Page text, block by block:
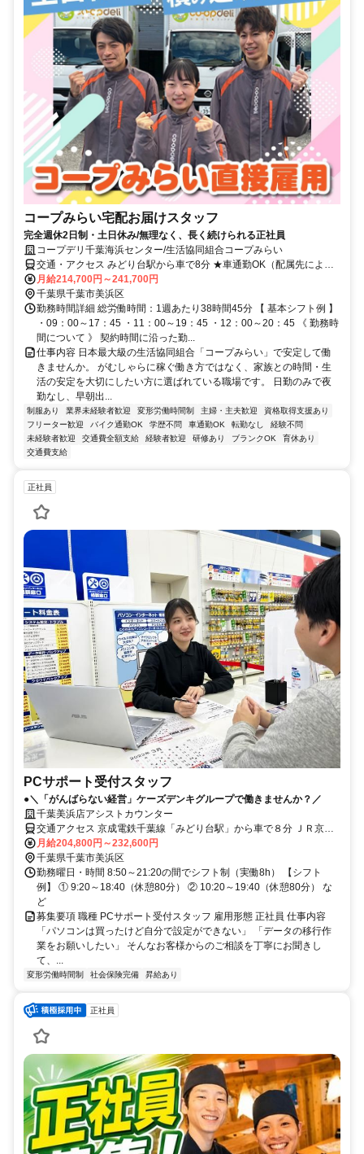
コープみらい宅配お届けスタッフ
完全週休2日制・土日休み/無理なく、長く続けられる正社員
コープデリ千葉海浜センター/生活協同組合コープみらい
交通・アクセス みどり台駅から車で8分 ★車通勤OK（配属先によ
る）※配属先は、入職時期や各センターの人員状況を踏まえ、本人の
希望を考慮した上で、募集場所を含む通勤可能な範囲のセンターから
決定します。
月給214,700円～241,700円
千葉県千葉市美浜区
勤務時間詳細 総労働時間：1週あたり38時間45分 【 基本シフト例 】
・09：00～17：45 ・11：00～19：45 ・12：00～20：45 《 勤務時
間について 》 契約時間に沿った勤...
仕事内容 日本最大級の生活協同組合「コープみらい」で安定して働
きませんか。 がむしゃらに稼ぐ働き方ではなく、家族との時間・生
活の安定を大切にしたい方に選ばれている職場です。 日勤のみで夜
勤なし、早朝出...
制服あり 業界未経験者歓迎 変形労働時間制 主婦・主夫歓迎
資格取得支援あり
フリーター歓迎
バイク通勤OK 学歴不問 車通勤OK 転勤なし
経験不問
未経験者歓迎
交通費全額支給 経験者歓迎 研修あり ブランクOK
育休あり
交通費支給
正社員
PCサポート受付スタッフ
●＼「がんばらない経営」ケーズデンキグループで働きませんか？／
千葉美浜店アシストカウンター
交通アクセス 京成電鉄千葉線「みどり台駅」から車で８分 ＪＲ京葉
線「稲毛海岸駅」から車で８分
月給204,800円～232,600円
千葉県千葉市美浜区
勤務曜日・時間 8:50～21:20の間でシフト制（実働8h） 【シフト
例】 ① 9:20～18:40（休憩80分） ② 10:20～19:40（休憩80分） な
ど
募集要項 職種 PCサポート受付スタッフ 雇用形態 正社員 仕事内容
「パソコンは買ったけど自分で設定ができない」 「データの移行作
業をお願いしたい」 そんなお客様からのご相談を丁寧にお聞きし
て、...
変形労働時間制 社会保険完備 昇給あり
正社員